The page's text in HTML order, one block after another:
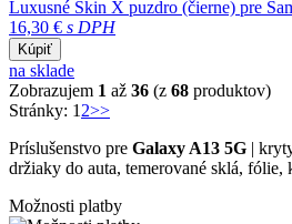
Luxusné Skin X puzdro (čierne) pre
16,30 € s DPH
Kúpiť
na sklade
Zobrazujem 1 až 36 (z 68 produktov)
Stránky: 1 2>>
Príslušenstvo pre Galaxy A13 5G |
držiaky do auta, temerované sklá, fólie,
Možnosti platby